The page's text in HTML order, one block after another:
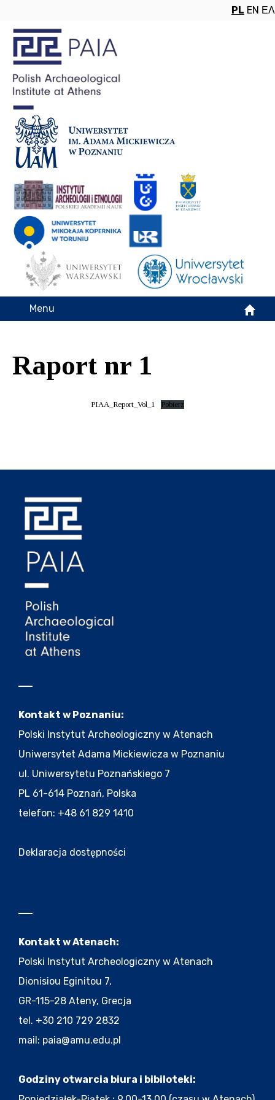
PL EN ΕΛ
Menu
Raport nr 1
PIAA_Report_Vol_1 Pobierz
Kontakt w Poznaniu:
Polski Instytut Archeologiczny w Atenach
Uniwersytet Adama Mickiewicza w Poznaniu
ul. Uniwersytetu Poznańskiego 7
PL 61-614 Poznań, Polska
telefon: +48 61 829 1410
Deklaracja dostępności
Kontakt w Atenach:
Polski Instytut Archeologiczny w Atenach
Dionisiou Eginitou 7,
GR-115-28 Ateny, Grecja
tel. +30 210 729 2832
mail: paia@amu.edu.pl
Godziny otwarcia biura i bibiloteki: